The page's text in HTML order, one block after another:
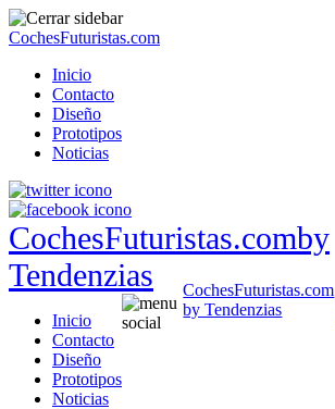
CochesFuturistas.com
Inicio
Contacto
Diseño
Prototipos
Noticias
CochesFuturistas.comby
Tendenzias
Inicio
Contacto
Diseño
Prototipos
Noticias
CochesFuturistas.com
by Tendenzias